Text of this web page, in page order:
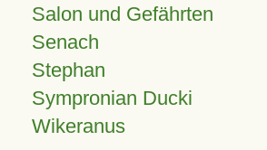
Salon und Gefährten
Senach
Stephan
Sympronian Ducki
Wikeranus